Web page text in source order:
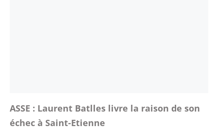
ASSE : Laurent Batlles livre la raison de son
échec à Saint-Etienne